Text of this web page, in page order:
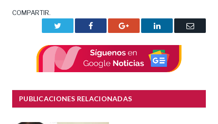
COMPARTIR.
Facebook Google+ LinkedIn
Correo
PUBLICACIONES RELACIONADAS